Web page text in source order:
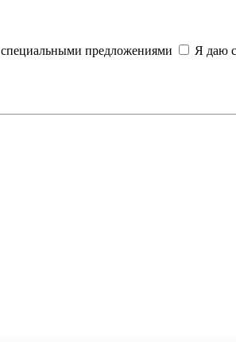
предложениями Я даю